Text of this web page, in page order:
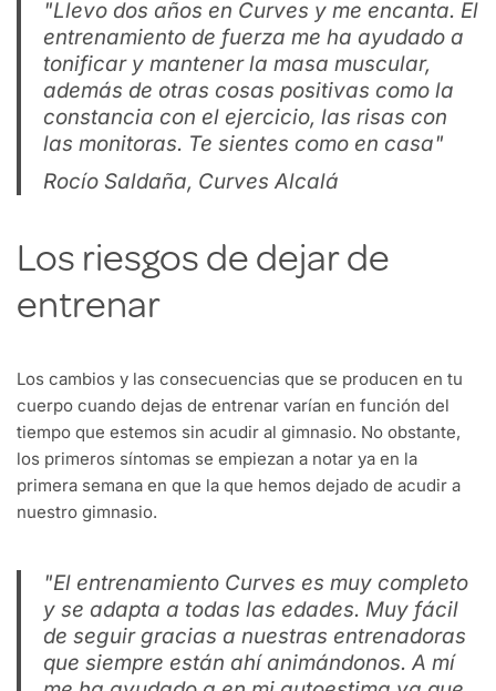
"Llevo dos años en Curves y me encanta. El
entrenamiento de fuerza me ha ayudado a
tonificar y mantener la masa muscular,
además de otras cosas positivas como la
constancia con el ejercicio, las risas con
las monitoras. Te sientes como en casa"
Rocío Saldaña, Curves Alcalá
Los riesgos de dejar de
entrenar
Los cambios y las consecuencias que se producen en tu
cuerpo cuando dejas de entrenar varían en función del
tiempo que estemos sin acudir al gimnasio. No obstante,
los primeros síntomas se empiezan a notar ya en la
primera semana en que la que hemos dejado de acudir a
nuestro gimnasio.
"El entrenamiento Curves es muy completo
y se adapta a todas las edades. Muy fácil
de seguir gracias a nuestras entrenadoras
que siempre están ahí animándonos. A mí